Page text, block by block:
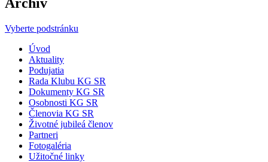
Vyberte podstránku
Úvod
Aktuality
Podujatia
Rada Klubu KG SR
Dokumenty KG SR
Osobnosti KG SR
Členovia KG SR
Životné jubileá členov
Partneri
Fotogaléria
Užitočné linky